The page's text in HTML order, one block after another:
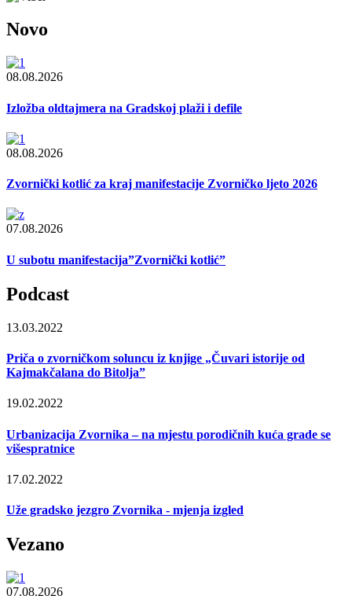
Novo
08.08.2026
Izložba oldtajmera na Gradskoj plaži i defile
08.08.2026
Zvornički kotlić za kraj manifestacije Zvorničko ljeto 2026
07.08.2026
U subotu manifestacija”Zvornički kotlić”
Podcast
13.03.2022
Priča o zvorničkom soluncu iz knjige „Čuvari istorije od
Kajmakčalana do Bitolja”
19.02.2022
Urbanizacija Zvornika – na mjestu porodičnih kuća grade se
višespratnice
17.02.2022
Uže gradsko jezgro Zvornika - mjenja izgled
Vezano
07.08.2026